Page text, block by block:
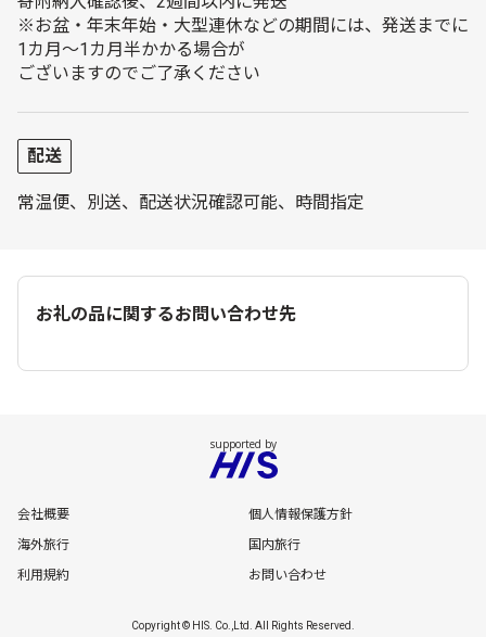
※お盆・年末年始・大型連休などの期間には、発送までに
1カ月～1カ月半かかる場合が
ございますのでご了承ください
配送
常温便、別送、配送状況確認可能、時間指定
お礼の品に関するお問い合わせ先
会社概要
個人情報保護方針
海外旅行
国内旅行
利用規約
お問い合わせ
Copyright © HIS. Co.,Ltd. All Rights Reserved.